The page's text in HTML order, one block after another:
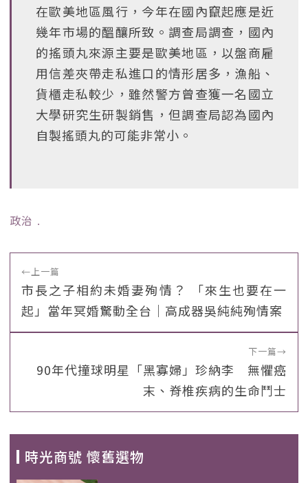
在歐美地區風行，今年在國內竄起應是近
幾年市場的醞釀所致。調查局調查，國內
的搖頭丸來源主要是歐美地區，以盤商雇
用信差夾帶走私進口的情形居多，漁船、
貨櫃走私較少，雖然警方曾查獲一名國立
大學研究生研製銷售，但調查局認為國內
自製搖頭丸的可能非常小。
政治 ﹒
←上一篇
市長之子相約未婚妻殉情？ 「來生也要在一
起」當年冥婚驚動全台｜高成器吳純純殉情案
下一篇→
90年代撞球明星「黑寡婦」珍納李 無懼癌
末、脊椎疾病的生命鬥士
時光商號 懷舊選物